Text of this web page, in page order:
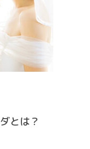
とは？